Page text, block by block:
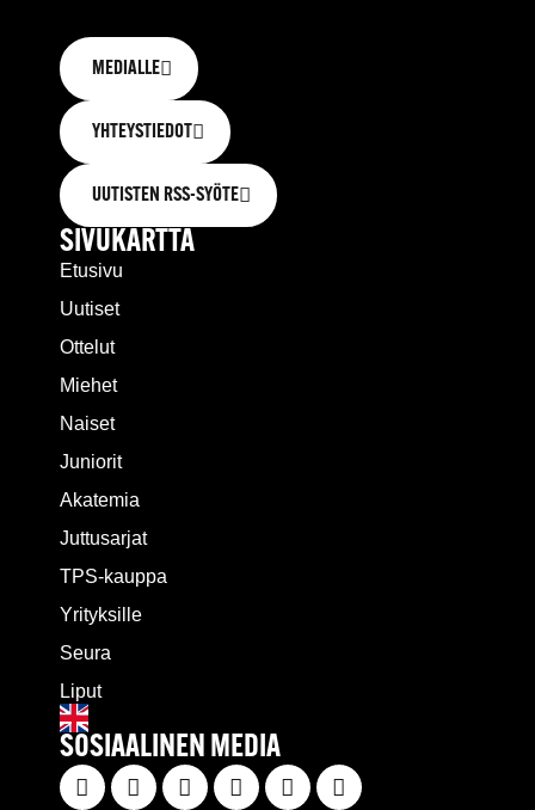
MEDIALLE
YHTEYSTIEDOT
UUTISTEN RSS-SYÖTE
SIVUKARTTA
Etusivu
Uutiset
Ottelut
Miehet
Naiset
Juniorit
Akatemia
Juttusarjat
TPS-kauppa
Yrityksille
Seura
Liput
SOSIAALINEN MEDIA